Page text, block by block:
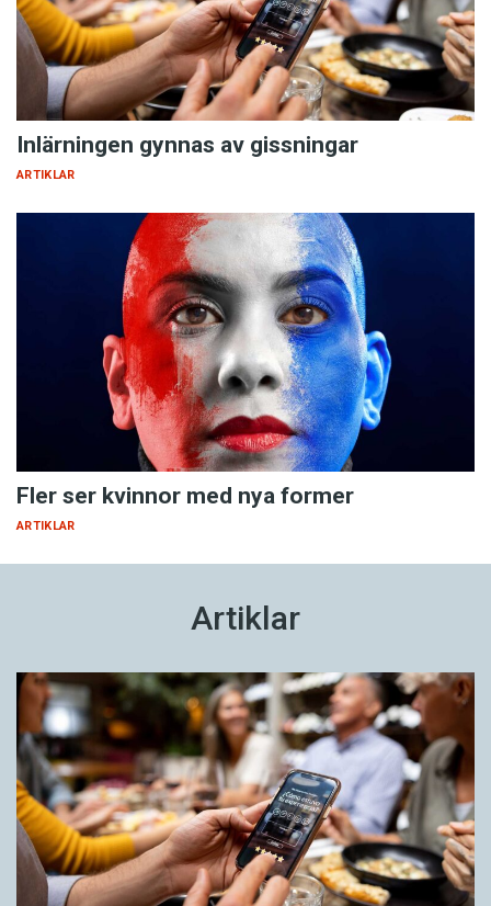
Inlärningen gynnas av gissningar
ARTIKLAR
Fler ser kvinnor med nya former
ARTIKLAR
Artiklar